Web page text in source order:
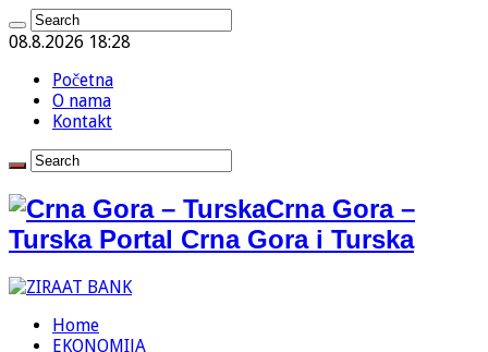
08.8.2026 18:28
Početna
O nama
Kontakt
Crna Gora –
Turska Portal Crna Gora i Turska
Home
EKONOMIJA